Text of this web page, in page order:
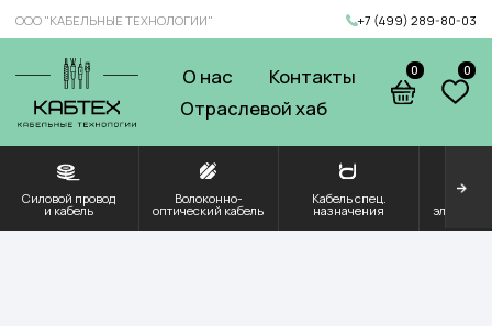
ООО "КАБЕЛЬНЫЕ ТЕХНОЛОГИИ"
Отраслевой хаб